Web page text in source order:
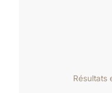
Résultats